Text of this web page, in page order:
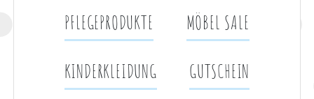
PFLEGEPRODUKTE MÖBEL SALE
KINDERKLEIDUNG GUTSCHEIN